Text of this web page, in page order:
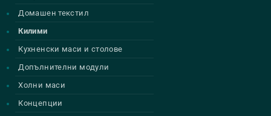
Домашен текстил
Килими
Кухненски маси и столове
Допълнителни модули
Холни маси
Концепции